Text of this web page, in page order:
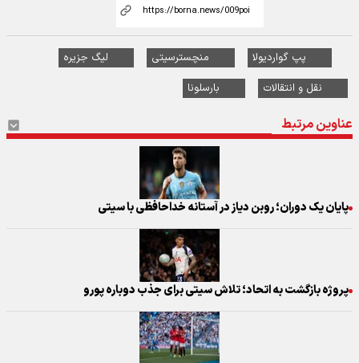
پپ گواردیولا منچسترسیتی
لیگ جزیره
نقل و انتقالات
بارسلونا
عناوین مرتبط
پایان یک دوران؛ روبن دیاز در آستانه خداحافظی با سیتی
پروژه بازگشت به اتحاد؛ تلاش سیتی برای جذب دوباره پورو